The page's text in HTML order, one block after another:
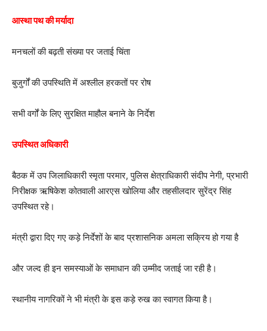
आस्था पथ की मर्यादा
मनचलों की बढ़ती संख्या पर जताई चिंता
बुजुर्गों की उपस्थिति में अश्लील हरकतों पर रोष
सभी वर्गों के लिए सुरक्षित माहौल बनाने के निर्देश
उपस्थित अधिकारी
बैठक में उप जिलाधिकारी स्मृता परमार, पुलिस क्षेत्राधिकारी संदीप नेगी, प्रभारी
निरीक्षक ऋषिकेश कोतवाली आरएस खोलिया और तहसीलदार सुरेंद्र सिंह
उपस्थित रहे।
मंत्री द्वारा दिए गए कड़े निर्देशों के बाद प्रशासनिक अमला सक्रिय हो गया है
और जल्द ही इन समस्याओं के समाधान की उम्मीद जताई जा रही है।
स्थानीय नागरिकों ने भी मंत्री के इस कड़े रुख का स्वागत किया है।